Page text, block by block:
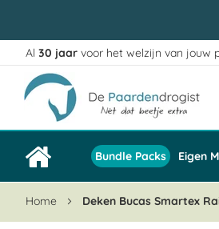
Ga
naar
de
inhoud
Al 30 jaar voor het welzijn van jouw
Bundle Packs Eigen
Home Deken Bucas Smartex